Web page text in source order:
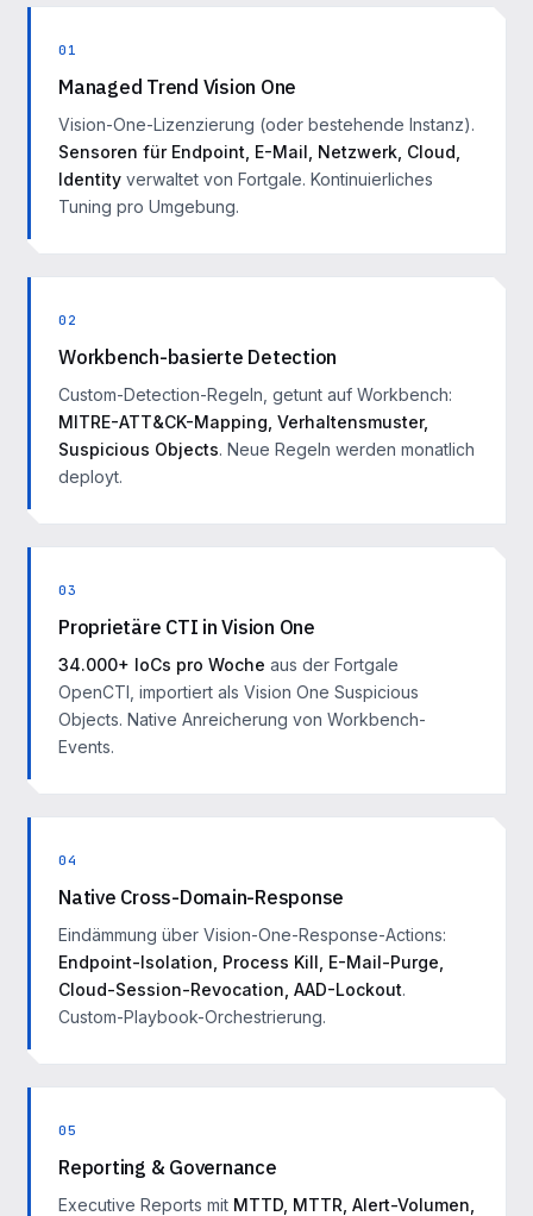
01
Managed Trend Vision One
Vision-One-Lizenzierung (oder bestehende Instanz).
Sensoren für Endpoint, E-Mail, Netzwerk, Cloud,
Identity verwaltet von Fortgale. Kontinuierliches
Tuning pro Umgebung.
02
Workbench-basierte Detection
Custom-Detection-Regeln, getunt auf Workbench:
MITRE-ATT&CK-Mapping, Verhaltensmuster,
Suspicious Objects. Neue Regeln werden monatlich
deployt.
03
Proprietäre CTI in Vision One
34.000+ IoCs pro Woche aus der Fortgale
OpenCTI, importiert als Vision One Suspicious
Objects. Native Anreicherung von Workbench-
Events.
04
Native Cross-Domain-Response
Eindämmung über Vision-One-Response-Actions:
Endpoint-Isolation, Process Kill, E-Mail-Purge,
Cloud-Session-Revocation, AAD-Lockout.
Custom-Playbook-Orchestrierung.
05
Reporting & Governance
Executive Reports mit MTTD, MTTR, Alert-Volumen,